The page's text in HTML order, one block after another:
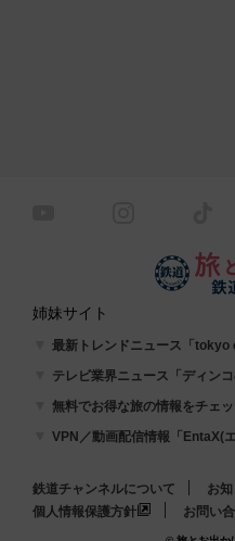
姉妹サイト
最新トレンドニュース「tokyo
テレビ業界ニュース「ディンコ
無料でお得な旅の情報をチェ
VPN／動画配信情報「EntaX(
鉄道チャンネルについて お
個人情報保護方針
お問い